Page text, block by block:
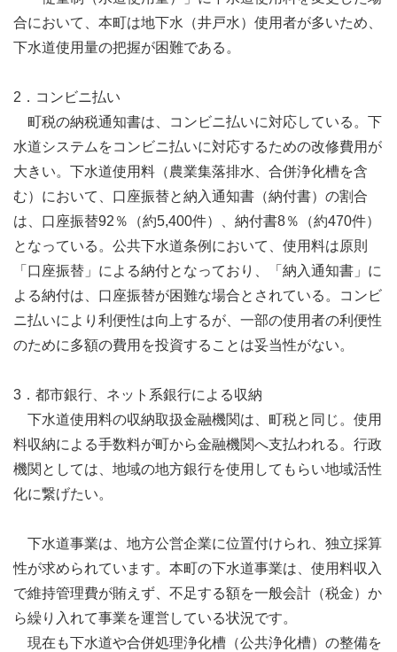
合において、本町は地下水（井戸水）使用者が多いため、
下水道使用量の把握が困難である。
2．コンビニ払い
町税の納税通知書は、コンビニ払いに対応している。下
水道システムをコンビニ払いに対応するための改修費用が
大きい。下水道使用料（農業集落排水、合併浄化槽を含
む）において、口座振替と納入通知書（納付書）の割合
は、口座振替92％（約5,400件）、納付書8％（約470件）
となっている。公共下水道条例において、使用料は原則
「口座振替」による納付となっており、「納入通知書」に
よる納付は、口座振替が困難な場合とされている。コンビ
ニ払いにより利便性は向上するが、一部の使用者の利便性
のために多額の費用を投資することは妥当性がない。
3．都市銀行、ネット系銀行による収納
下水道使用料の収納取扱金融機関は、町税と同じ。使用
料収納による手数料が町から金融機関へ支払われる。行政
機関としては、地域の地方銀行を使用してもらい地域活性
化に繋げたい。
下水道事業は、地方公営企業に位置付けられ、独立採算
性が求められています。本町の下水道事業は、使用料収入
で維持管理費が賄えず、不足する額を一般会計（税金）か
ら繰り入れて事業を運営している状況です。
現在も下水道や合併処理浄化槽（公共浄化槽）の整備を